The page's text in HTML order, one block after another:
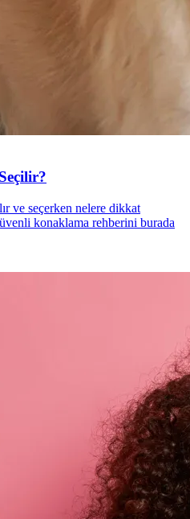
ve seçerken nelere dikkat
konaklama rehberini burada